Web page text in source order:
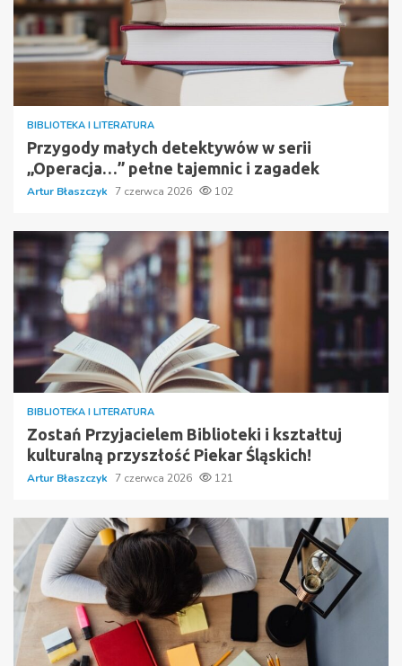
BIBLIOTEKA I LITERATURA
Przygody małych detektywów w serii
„Operacja…” pełne tajemnic i zagadek
Artur Błaszczyk 7 czerwca 2026 102
BIBLIOTEKA I LITERATURA
Zostań Przyjacielem Biblioteki i kształtuj
kulturalną przyszłość Piekar Śląskich!
Artur Błaszczyk 7 czerwca 2026 121